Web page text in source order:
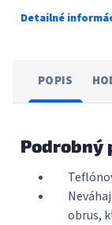
Detailné
POPIS
Podrobný
obrus,